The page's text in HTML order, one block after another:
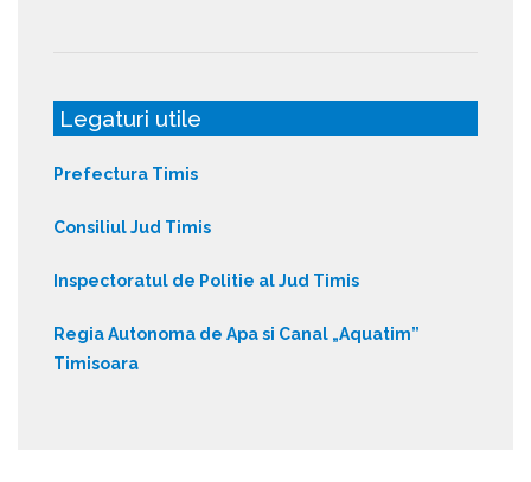
Legaturi utile
Prefectura Timis
Consiliul Jud Timis
Inspectoratul de Politie al Jud Timis
Regia Autonoma de Apa si Canal „Aquatim”
Timisoara